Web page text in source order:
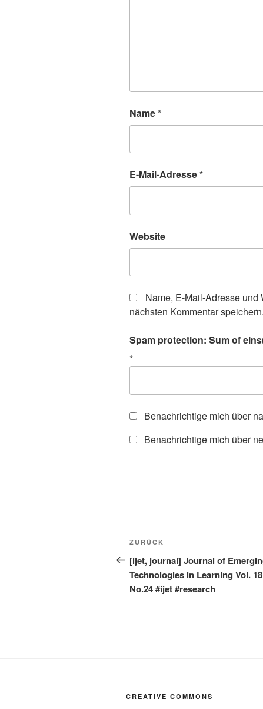
Name*
E-Mail-Adresse*
Website
Name, E-Mail-Adresse
nächsten Kommentar speichern.
Spam protection: Sum of
*
Benachrichtige mich über
Benachrichtige mich über
Beitragsnavigation
Vorheriger
Beitrag
ZURÜCK
[ijet, journal] Journal of
Technologies in Learning Vol.
No.24 #ijet #research
CREATIVE COMMONS